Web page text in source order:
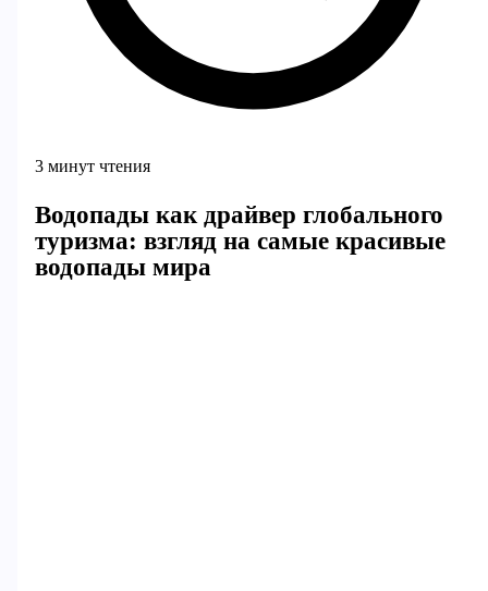
3 минут чтения
Водопады как драйвер глобального
туризма: взгляд на самые красивые
водопады мира